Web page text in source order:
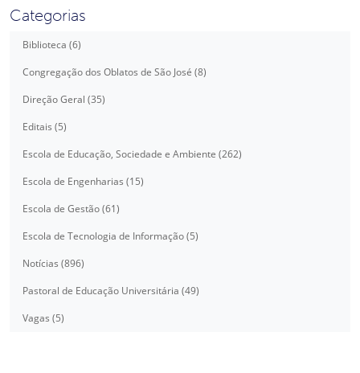
Categorias
Biblioteca (6)
Congregação dos Oblatos de São José (8)
Direção Geral (35)
Editais (5)
Escola de Educação, Sociedade e Ambiente (262)
Escola de Engenharias (15)
Escola de Gestão (61)
Escola de Tecnologia de Informação (5)
Notícias (896)
Pastoral de Educação Universitária (49)
Vagas (5)